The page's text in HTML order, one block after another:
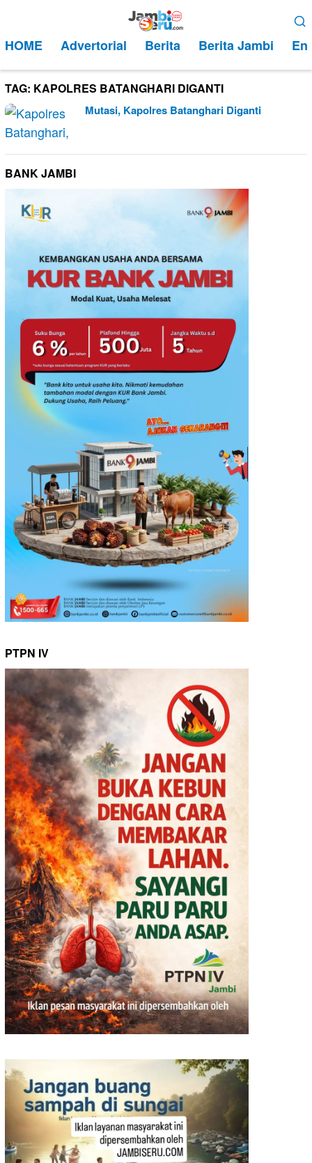
kontenMobile
HOME Advertorial Berita Berita Jambi
TAG: KAPOLRES BATANGHARI DIGANTI
Mutasi, Kapolres Batanghari Diganti
BANK JAMBI
PTPN IV